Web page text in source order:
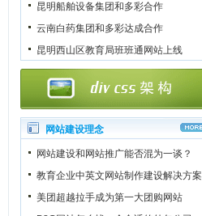
昆明船舶设备集团和多彩合作
云南白药集团和多彩达成合作
昆明西山区教育局班班通网站上线
网站建设理念
网站建设和网站推广能否混为一谈？
教育企业中英文网站制作建设解决方案
美团超越拉手成为第一大团购网站